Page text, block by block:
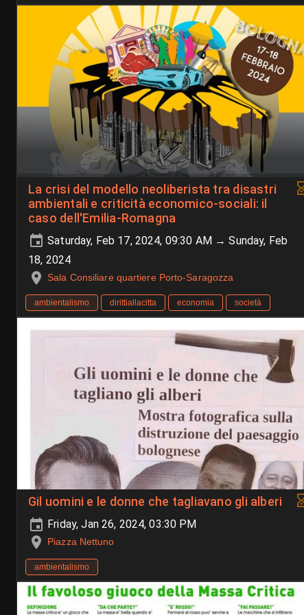
La crisi del modello neoliberista tra disastri
ambientali e criticità economico-sociali: il
caso dell'Emilia-Romagna
Saturday, Feb 17, 2024, 09:30 AM → Sunday, Feb
18, 2024
Sala Consiliare quartiere Porto-Saragozza
ambientalismo dirittiallacitta economia società
Gil uomini e le donne che tagliavano gli alberi
Friday, Jan 26, 2024, 03:30 PM
Piazza Nettuno
ambientalismo